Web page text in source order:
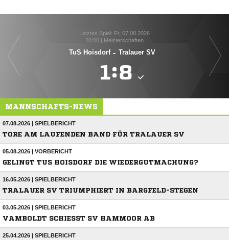
Letztes Spiel: Fr, 07.08.2026
20:00 | Meisterschaften
TuS Hoisdorf - Tralauer SV
:
MANNSCHAFTS-NEWS
07.08.2026 | SPIELBERICHT
TORE AM LAUFENDEN BAND FÜR TRALAUER SV
05.08.2026 | VORBERICHT
GELINGT TUS HOISDORF DIE WIEDERGUTMACHUNG?
16.05.2026 | SPIELBERICHT
TRALAUER SV TRIUMPHIERT IN BARGFELD-STEGEN
03.05.2026 | SPIELBERICHT
VAMBOLDT SCHIESST SV HAMMOOR AB
25.04.2026 | SPIELBERICHT